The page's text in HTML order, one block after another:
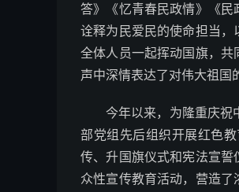
答》《忆青春民政情》《
诠释为民爱民的使命担当
全体人员一起挥动国旗，
声中深情表达了对伟大祖国
今年以来，为隆重庆祝
部党组先后组织开展红色
传、升国旗仪式和宪法宣
众性宣传教育活动，营造